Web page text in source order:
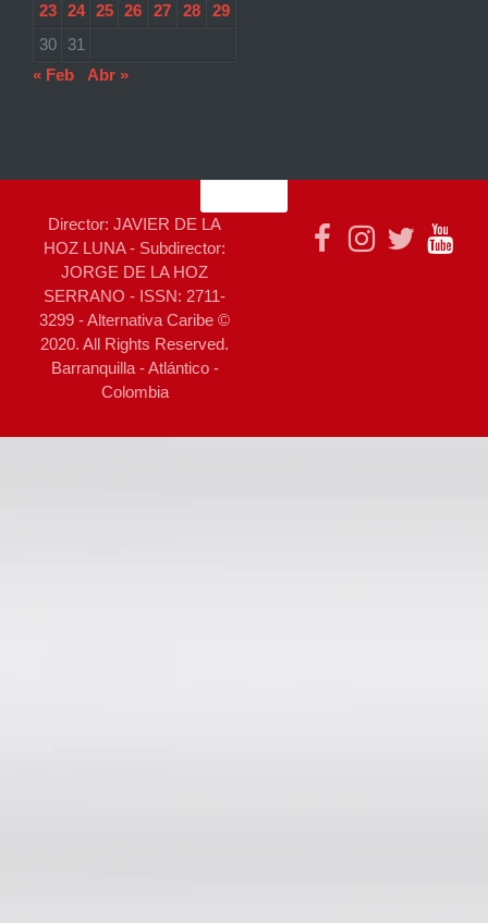
23
24 25 26 27 28
29
30
31
« Feb
Abr »
Director: JAVIER DE LA
HOZ LUNA - Subdirector:
JORGE DE LA HOZ
SERRANO - ISSN: 2711-
3299 - Alternativa Caribe ©
2020. All Rights Reserved.
Barranquilla - Atlántico -
Colombia